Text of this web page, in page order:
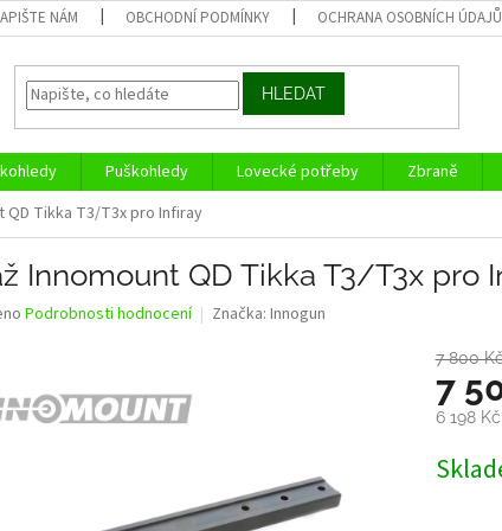
NÁM OBCHODNÍ PODMÍNKY OCHRANA OSOBNÍCH ÚDAJŮ
HLEDAT
Puškohledy Lovecké potřeby Zbraně
QD Tikka T3/T3x pro Infiray
Innomount QD Tikka T3/T3x pro
Podrobnosti hodnocení Značka: Innogun
7 800
7
6 198
cena: